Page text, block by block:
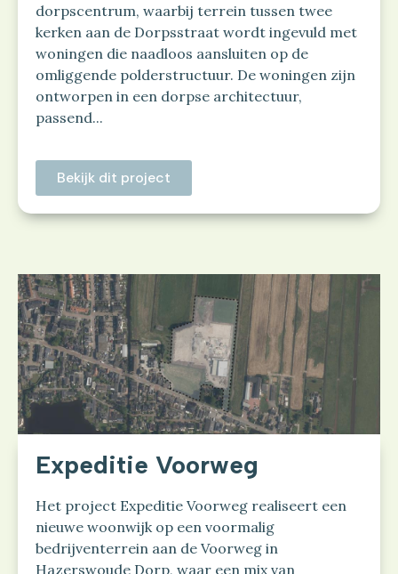
dorpscentrum, waarbij terrein tussen twee
kerken aan de Dorpsstraat wordt ingevuld met
woningen die naadloos aansluiten op de
omliggende polderstructuur. De woningen zijn
ontworpen in een dorpse architectuur,
passend...
Bekijk dit project
Expeditie Voorweg
Het project Expeditie Voorweg realiseert een
nieuwe woonwijk op een voormalig
bedrijventerrein aan de Voorweg in
Hazerswoude Dorp, waar een mix van